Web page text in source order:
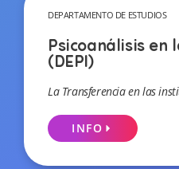
DEPARTAMENTO DE ESTUDIOS
Psicoanálisis en
(DEPI)
La Transferencia en las
INFO